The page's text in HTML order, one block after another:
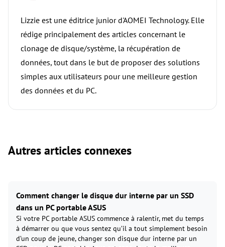
Lizzie est une éditrice junior d'AOMEI Technology. Elle
rédige principalement des articles concernant le
clonage de disque/système, la récupération de
données, tout dans le but de proposer des solutions
simples aux utilisateurs pour une meilleure gestion
des données et du PC.
Autres articles connexes
Comment changer le disque dur interne par un SSD
dans un PC portable ASUS
Si votre PC portable ASUS commence à ralentir, met du temps
à démarrer ou que vous sentez qu’il a tout simplement besoin
d’un coup de jeune, changer son disque dur interne par un